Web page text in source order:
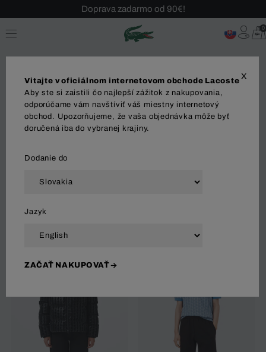
Doprava zadarmo od 90€!
Sezónny výpredaj až -40 %!
Bezplatné vrátenie!
0
MUŽI ŽENY
X
Vitajte v oficiálnom internetovom obchode Lacoste
Aby ste si zaistili čo najlepší zážitok z nakupovania,
odporúčame vám navštíviť váš miestny internetový
obchod. Upozorňujeme, že vaša objednávka môže byť
doručená iba do vybranej krajiny.
Dodanie do
Jazyk
ZAČAŤ NAKUPOVAŤ